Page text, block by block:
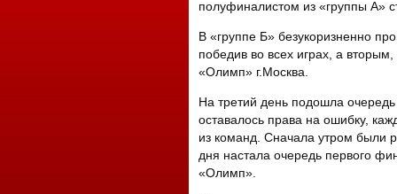
полуфиналистом из «группы А»
В «группе Б» безукоризненно
победив во всех играх, а
«Олимп» г.Москва.
На третий день подошла
оставалось права на ошибку,
из команд. Сначала утром были
дня настала очередь первого
«Олимп».